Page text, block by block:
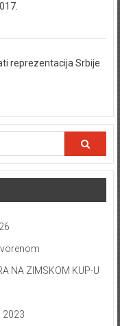
reprezentacija Srbije
NA ZIMSKOM KUP-U
2023